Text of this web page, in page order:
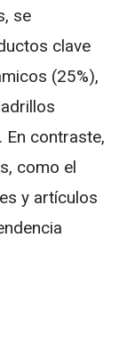
se
clave
(25%),
En contraste,
como el
y artículos